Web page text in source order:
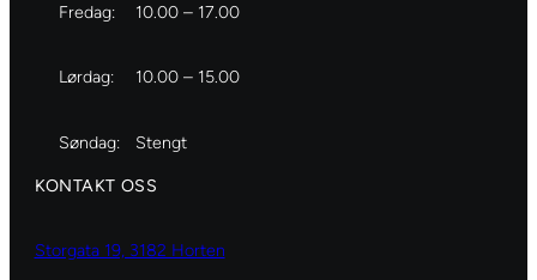
Fredag: 10.00 – 17.00
Lørdag: 10.00 – 15.00
Søndag: Stengt
KONTAKT OSS
Storgata 19, 3182 Horten